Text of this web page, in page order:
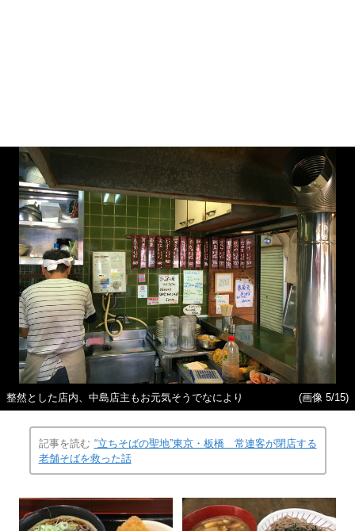
整然とした店内、中島店主もお元気そうでなにより (画像 5/15)
記事を読む “立ちそばの聖地”東京・板橋 常連客が閉店する
老舗そばを救った話